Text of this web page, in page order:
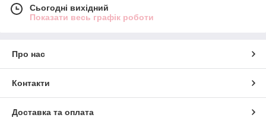
Сьогодні вихідний
Показати весь графік роботи
Про нас
Контакти
Доставка та оплата